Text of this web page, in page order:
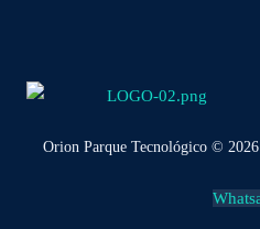
Orion Parque Tecnológico ©